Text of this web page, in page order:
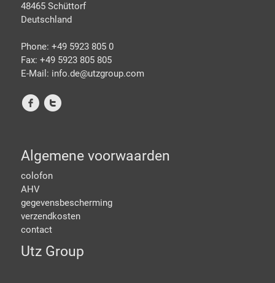
48465 Schüttorf
Deutschland
Phone: +49 5923 805 0
Fax: +49 5923 805 805
E-Mail: info.de@utzgroup.com
f t
Algemene voorwaarden
colofon
AHV
gegevensbescherming
verzendkosten
contact
Utz Group